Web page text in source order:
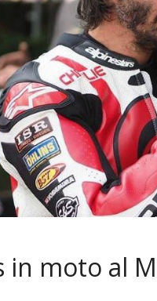
in moto al